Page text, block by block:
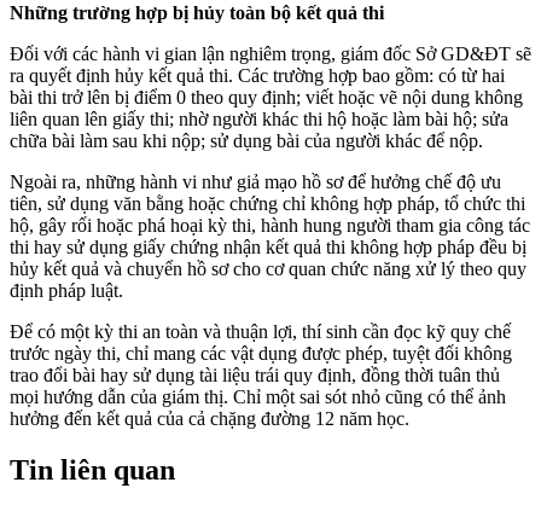
Những trường hợp bị hủy toàn bộ kết quả thi
Đối với các hành vi gian lận nghiêm trọng, giám đốc Sở GD&ĐT sẽ
ra quyết định hủy kết quả thi. Các trường hợp bao gồm: có từ hai
bài thi trở lên bị điểm 0 theo quy định; viết hoặc vẽ nội dung không
liên quan lên giấy thi; nhờ người khác thi hộ hoặc làm bài hộ; sửa
chữa bài làm sau khi nộp; sử dụng bài của người khác để nộp.
Ngoài ra, những hành vi như giả mạo hồ sơ để hưởng chế độ ưu
tiên, sử dụng văn bằng hoặc chứng chỉ không hợp pháp, tổ chức thi
hộ, gây rối hoặc phá hoại kỳ thi, hành hung người tham gia công tác
thi hay sử dụng giấy chứng nhận kết quả thi không hợp pháp đều bị
hủy kết quả và chuyển hồ sơ cho cơ quan chức năng xử lý theo quy
định pháp luật.
Để có một kỳ thi an toàn và thuận lợi, thí sinh cần đọc kỹ quy chế
trước ngày thi, chỉ mang các vật dụng được phép, tuyệt đối không
trao đổi bài hay sử dụng tài liệu trái quy định, đồng thời tuân thủ
mọi hướng dẫn của giám thị. Chỉ một sai sót nhỏ cũng có thể ảnh
hưởng đến kết quả của cả chặng đường 12 năm học.
Tin liên quan